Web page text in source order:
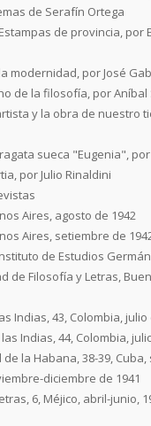
de Serafín Ortega
de provincia, por
modernidad, por José
de la filosofía, por Aníbal
y la obra de nuestro
sueca "Eugenia", por
por Julio Rinaldini
Aires, agosto de 1942
Aires, setiembre de
de Estudios
de Filosofía y Letras,
Indias, 43, Colombia, julio
Indias, 44, Colombia,
la Habana, 38-39,
diciembre de 1941
6, Méjico, abril-junio,